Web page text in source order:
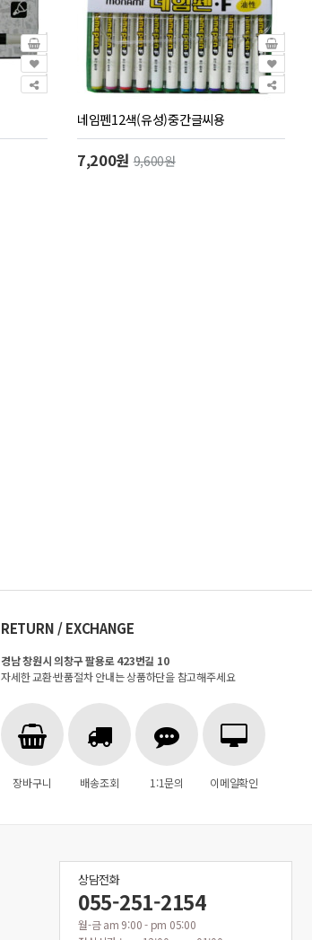
네임펜12색(유성)중간글씨용
7,200원9,600원
RETURN / EXCHANGE
경남 창원시 의창구 팔용로 423번길 10
자세한 교환·반품절차 안내는 상품하단을 참고해주세요
장바구니 배송조회 1:1문의 이메일확인
상담전화
055-251-2154
월-금 am 9:00 - pm 05:00